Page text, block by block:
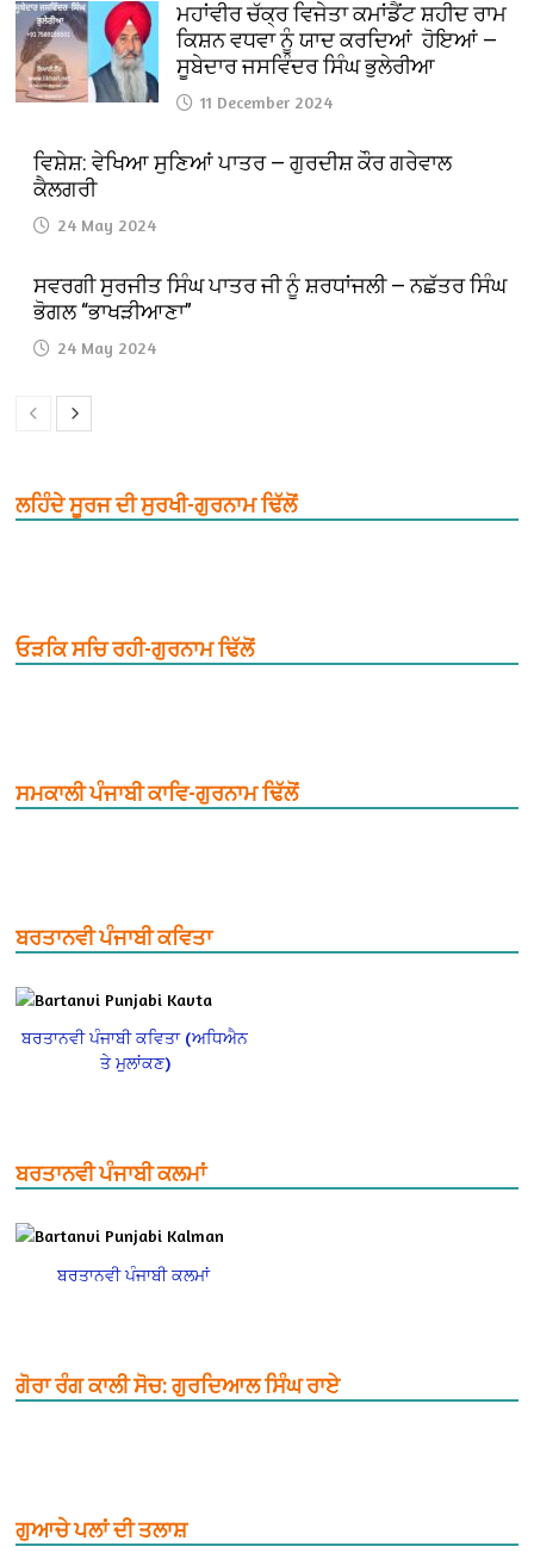
ਮਹਾਂਵੀਰ ਚੱਕ੍ਰ ਵਿਜੇਤਾ ਕਮਾਂਡੈਂਟ ਸ਼ਹੀਦ ਰਾਮ
ਕਿਸ਼ਨ ਵਧਵਾ ਨੂੰ ਯਾਦ ਕਰਦਿਆਂ ਹੋਇਆਂ —
ਸੂਬੇਦਾਰ ਜਸਵਿੰਦਰ ਸਿੰਘ ਭੁਲੇਰੀਆ
11 December 2024
ਵਿਸ਼ੇਸ਼: ਵੇਖਿਆ ਸੁਣਿਆਂ ਪਾਤਰ — ਗੁਰਦੀਸ਼ ਕੌਰ ਗਰੇਵਾਲ
ਕੈਲਗਰੀ
24 May 2024
ਸਵਰਗੀ ਸੁਰਜੀਤ ਸਿੰਘ ਪਾਤਰ ਜੀ ਨੂੰ ਸ਼ਰਧਾਂਜਲੀ — ਨਛੱਤਰ ਸਿੰਘ
ਭੋਗਲ “ਭਾਖੜੀਆਣਾ”
24 May 2024
ਲਹਿੰਦੇ ਸੂਰਜ ਦੀ ਸੁਰਖੀ-ਗੁਰਨਾਮ ਢਿੱਲੋਂ
ਓੜਕਿ ਸਚਿ ਰਹੀ-ਗੁਰਨਾਮ ਢਿੱਲੋਂ
ਸਮਕਾਲੀ ਪੰਜਾਬੀ ਕਾਵਿ-ਗੁਰਨਾਮ ਢਿੱਲੋਂ
ਬਰਤਾਨਵੀ ਪੰਜਾਬੀ ਕਵਿਤਾ
ਬਰਤਾਨਵੀ ਪੰਜਾਬੀ ਕਵਿਤਾ (ਅਧਿਐਨ
ਤੇ ਮੁਲਾਂਕਣ)
ਬਰਤਾਨਵੀ ਪੰਜਾਬੀ ਕਲਮਾਂ
ਬਰਤਾਨਵੀ ਪੰਜਾਬੀ ਕਲਮਾਂ
ਗੋਰਾ ਰੰਗ ਕਾਲੀ ਸੋਚ: ਗੁਰਦਿਆਲ ਸਿੰਘ ਰਾਏ
ਗੁਆਚੇ ਪਲਾਂ ਦੀ ਤਲਾਸ਼